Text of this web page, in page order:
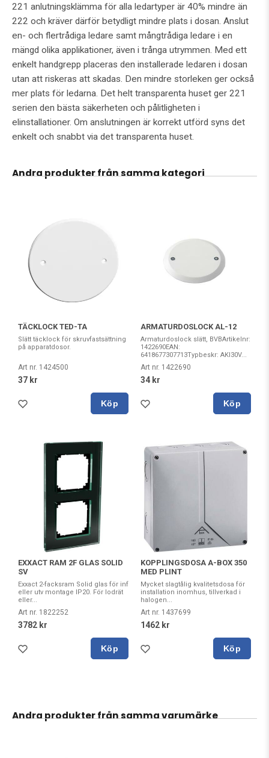
221 anlutningsklämma för alla ledartyper är 40% mindre än
222 och kräver därför betydligt mindre plats i dosan. Anslut
en- och flertrådiga ledare samt mångtrådiga ledare i en
mängd olika applikationer, även i trånga utrymmen. Med ett
enkelt handgrepp placeras den installerade ledaren i dosan
utan att riskeras att skadas. Den mindre storleken ger också
mer plats för ledarna. Det helt transparenta huset ger 221
serien den bästa säkerheten och pålitligheten i
elinstallationer. Om anslutningen är korrekt utförd syns det
enkelt och snabbt via det transparenta huset.
Andra produkter från samma kategori
TÄCKLOCK TED-TA
Slätt täcklock för skruvfastsättning
på apparatdosor.
Art nr. 1424500
37 kr
Köp
ARMATURDOSLOCK AL-12
Armaturdoslock slätt, BVBArtikelnr:
1422690EAN:
6418677307713Typbeskr: AKI30V...
Art nr. 1422690
34 kr
Köp
EXXACT RAM 2F GLAS SOLID
SV
Exxact 2-facksram Solid glas för inf
eller utv montage IP20. För lodrät
eller...
Art nr. 1822252
3782 kr
Köp
KOPPLINGSDOSA A-BOX 350
MED PLINT
Mycket slagtålig kvalitetsdosa för
installation inomhus, tillverkad i
halogen...
Art nr. 1437699
1462 kr
Köp
Andra produkter från samma varumärke